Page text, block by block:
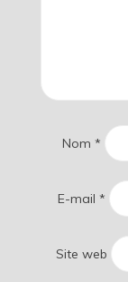
Nom *
E-mail *
Site web